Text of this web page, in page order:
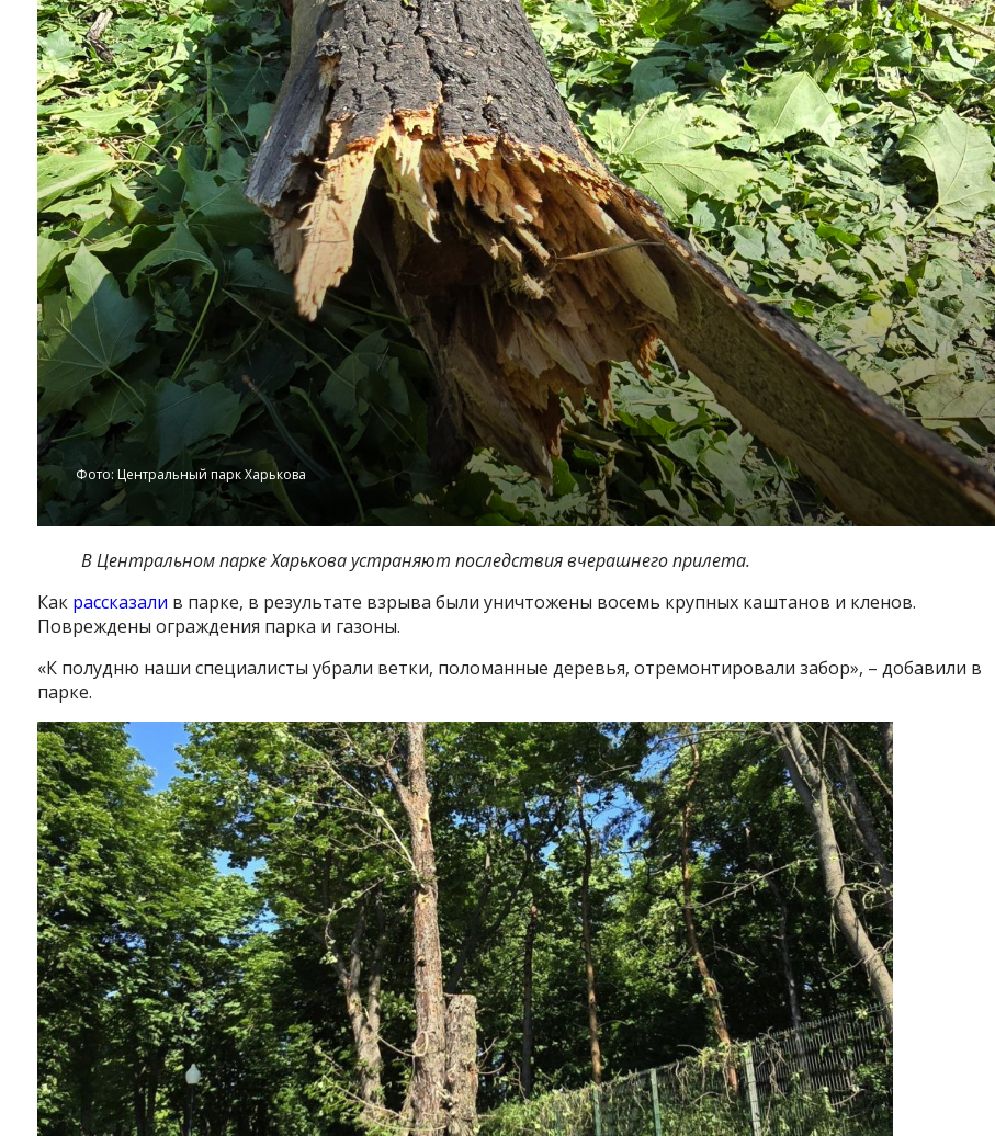
Фото: Центральный парк Харькова
В Центральном парке Харькова устраняют последствия вчерашнего прилета.
Как рассказали в парке, в результате взрыва были уничтожены восемь крупных каштанов и кленов.
Повреждены ограждения парка и газоны.
«К полудню наши специалисты убрали ветки, поломанные деревья, отремонтировали забор», – добавили в
парке.
InstagramFacebook
TwitterYoutube